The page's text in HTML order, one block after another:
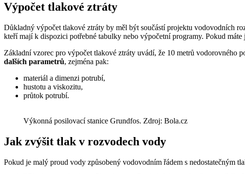
Výpočet tlakové ztráty
Důkladný výpočet tlakové ztráty by měl být součástí projektu vodovodních
kteří mají k dispozici potřebné tabulky nebo výpočetní programy. Pokud
Základní vzorec pro výpočet tlakové ztráty uvádí, že 10 metrů vodorovného
dalších parametrů, zejména pak:
materiál a dimenzi potrubí,
hustotu a viskozitu,
průtok potrubí.
Výkonná posilovací stanice Grundfos. Zdroj: Bola.cz
Jak zvýšit tlak v rozvodech vody
Pokud je malý proud vody způsobený vodovodním řádem s nedostatečným